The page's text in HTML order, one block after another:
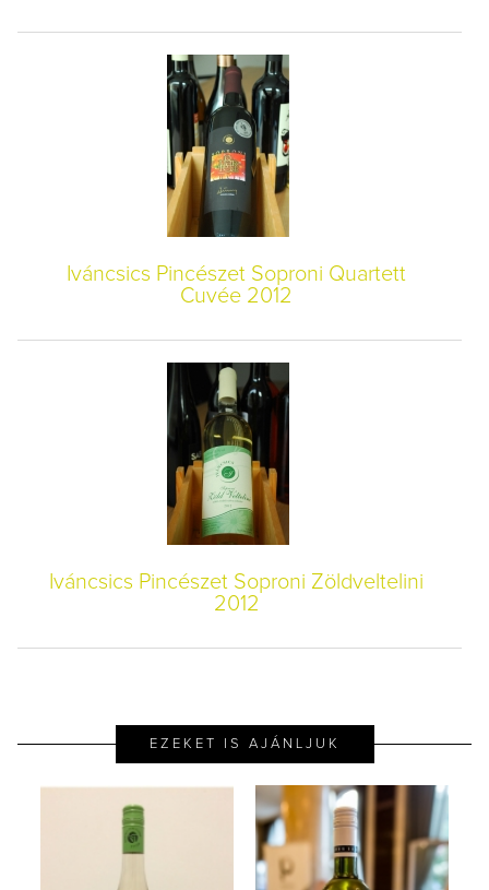
Iváncsics Pincészet Soproni Quartett
Cuvée 2012
Iváncsics Pincészet Soproni Zöldveltelini
2012
EZEKET IS AJÁNLJUK